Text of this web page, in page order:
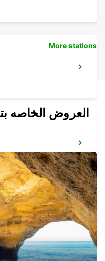
More stations
العروض الخاصه